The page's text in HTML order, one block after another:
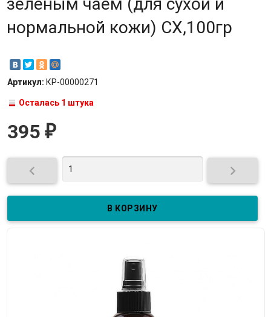
нормальной кожи) СХ,100гр
Артикул: КР-00000271
Осталась 1 штука
395 ₽
 